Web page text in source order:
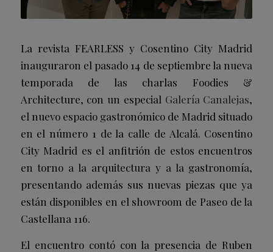
La revista FEARLESS y Cosentino City Madrid
inauguraron el pasado 14 de septiembre la nueva
temporada de las charlas Foodies &
Architecture, con un especial Galería Canalejas,
el nuevo espacio gastronómico de Madrid situado
en el número 1 de la calle de Alcalá. Cosentino
City Madrid es el anfitrión de estos encuentros
en torno a la arquitectura y a la gastronomía,
presentando además sus nuevas piezas que ya
están disponibles en el showroom de Paseo de la
Castellana 116.
El encuentro contó con la presencia de Ruben